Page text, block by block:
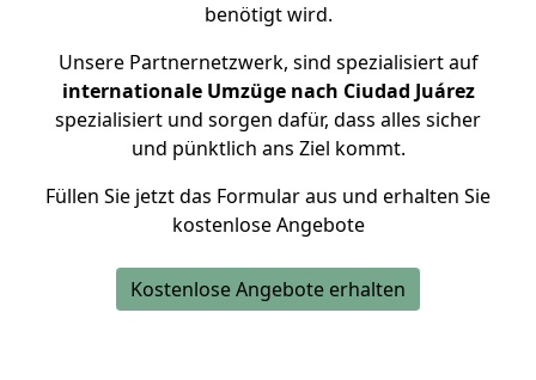
benötigt wird.
Unsere Partnernetzwerk, sind spezialisiert auf
internationale Umzüge nach Ciudad Juárez
spezialisiert und sorgen dafür, dass alles sicher
und pünktlich ans Ziel kommt.
Füllen Sie jetzt das Formular aus und erhalten Sie
kostenlose Angebote
Kostenlose Angebote erhalten